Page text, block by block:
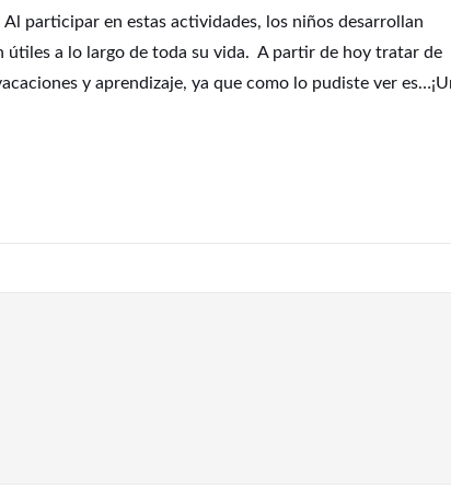
participar en estas actividades, los niños desarrollan
útiles a lo largo de toda su vida. A partir de hoy tratar de
y aprendizaje, ya que como lo pudiste ver